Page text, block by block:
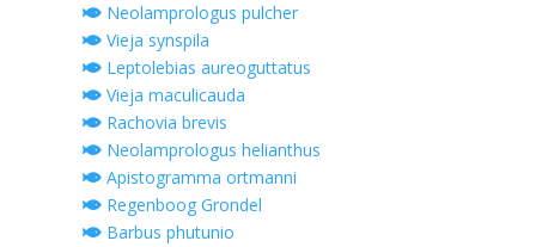
Neolamprologus pulcher
Vieja synspila
Leptolebias aureoguttatus
Vieja maculicauda
Rachovia brevis
Neolamprologus helianthus
Apistogramma ortmanni
Regenboog Grondel
Barbus phutunio